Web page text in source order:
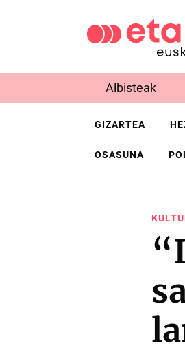
Albisteak
GIZARTEA
OSASUNA